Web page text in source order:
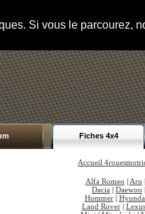
Si vous le parcourez,
Fiches 4x4
Accueil
Alfa Romeo | Aro |
Dacia | Daewoo |
Hummer|
Land Rover| Lexus